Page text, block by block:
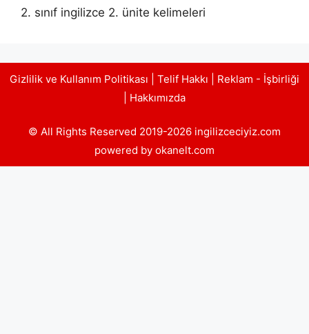
2. sınıf ingilizce 2. ünite kelimeleri
Gizlilik ve Kullanım Politikası Telif Hakkı
Reklam - İşbirliği
Hakkımızda
© All Rights Reserved 2019-2026 ingilizceciyiz.com
powered by okanelt.com